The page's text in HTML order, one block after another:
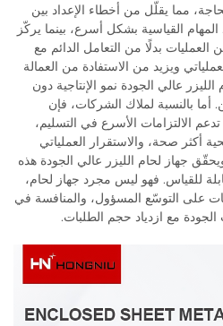
مما يقلّل من أخطاء الإعداد بين
القياسية بشكل أسرع، بينما يركّز
بدلًا من التعامل الدائم مع
ويزيد من الاستفادة من العمالة
عالي الجودة نمو الإنتاجية دون
بالنسبة لملاك الشركات، فإن
تدعم الالتزامات الأسرع في التسليم،
أكثر صحة، والاستقرار العملياتي
جهاز لحام الليزر عالي الجودة هذه
للقياس. فهو ليس مجرد جهاز لحام،
على التوسّع المسؤول، والمنافسة في
مع ازدياد حجم الطلبات.